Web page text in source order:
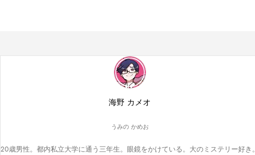
海野 カメオ
うみの かめお
20歳男性。都内私立大学に通う三年生。眼鏡をかけている。大のミステリー好き。